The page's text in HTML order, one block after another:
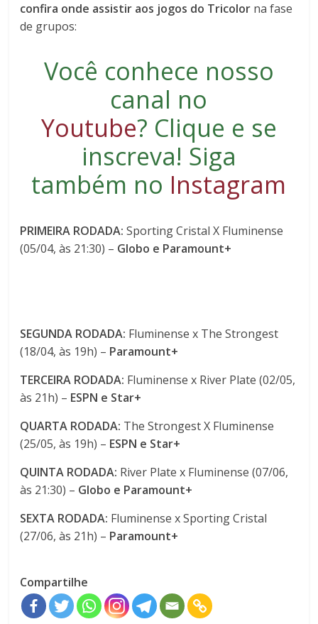
confira onde assistir aos jogos do Tricolor na fase
de grupos:
Você conhece nosso
canal no
Youtube? Clique e se
inscreva! Siga
também no Instagram
PRIMEIRA RODADA: Sporting Cristal X Fluminense
(05/04, às 21:30) – Globo e Paramount+
SEGUNDA RODADA: Fluminense x The Strongest
(18/04, às 19h) – Paramount+
TERCEIRA RODADA: Fluminense x River Plate (02/05,
às 21h) – ESPN e Star+
QUARTA RODADA: The Strongest X Fluminense
(25/05, às 19h) – ESPN e Star+
QUINTA RODADA: River Plate x Fluminense (07/06,
às 21:30) – Globo e Paramount+
SEXTA RODADA: Fluminense x Sporting Cristal
(27/06, às 21h) – Paramount+
Compartilhe